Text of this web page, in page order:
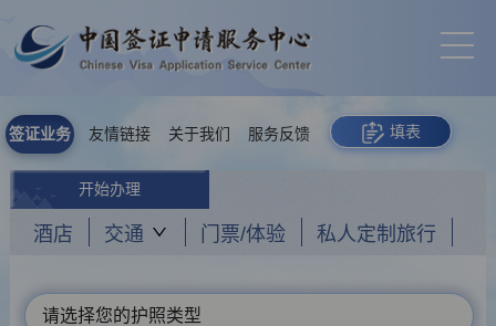
签证业务 友情链接 关于我们 服务反馈 填表
开始办理
酒店 交通 门票/体验 私人定制旅行
请选择您的护照类型